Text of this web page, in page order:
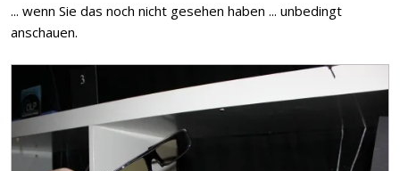
... wenn Sie das noch nicht gesehen haben ... unbedingt
anschauen.